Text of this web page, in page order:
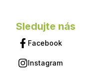
Sledujte nás
Facebook
Instagram